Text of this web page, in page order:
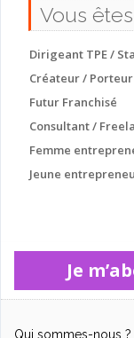
Vous
Dirigeant TPE /
Créateur /
Futur Franchisé
Consultant /
Femme
Jeune
Je
Qui sommes-nous ?